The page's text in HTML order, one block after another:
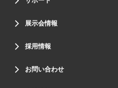
展示会情報
採用情報
お問い合わせ